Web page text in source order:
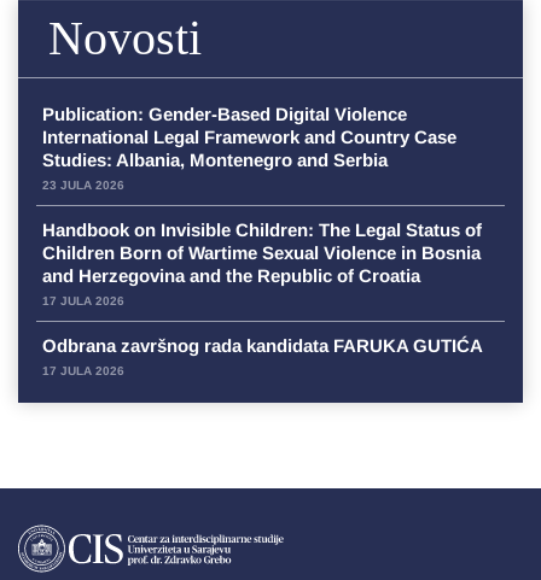
Novosti
Publication: Gender-Based Digital Violence
International Legal Framework and Country Case
Studies: Albania, Montenegro and Serbia
23 JULA 2026
Handbook on Invisible Children: The Legal Status of
Children Born of Wartime Sexual Violence in Bosnia
and Herzegovina and the Republic of Croatia
17 JULA 2026
Odbrana završnog rada kandidata FARUKA GUTIĆA
17 JULA 2026